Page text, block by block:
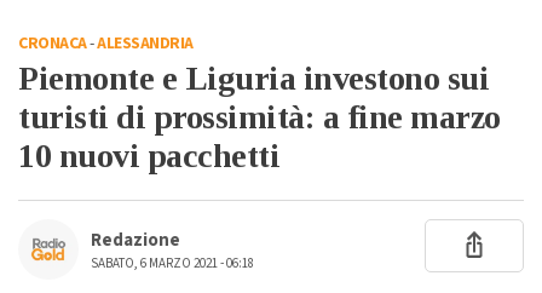
CRONACA-ALESSANDRIA
Piemonte e Liguria investono sui
turisti di prossimità: a fine marzo
10 nuovi pacchetti
Redazione
SABATO, 6 MARZO 2021 - 06:18